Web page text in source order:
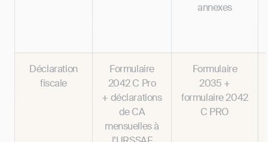
annexes
Déclaration
fiscale
Formulaire
2042 C Pro
+ déclarations
de CA
mensuelles à
Formulaire
2035 +
formulaire 2042
C PRO